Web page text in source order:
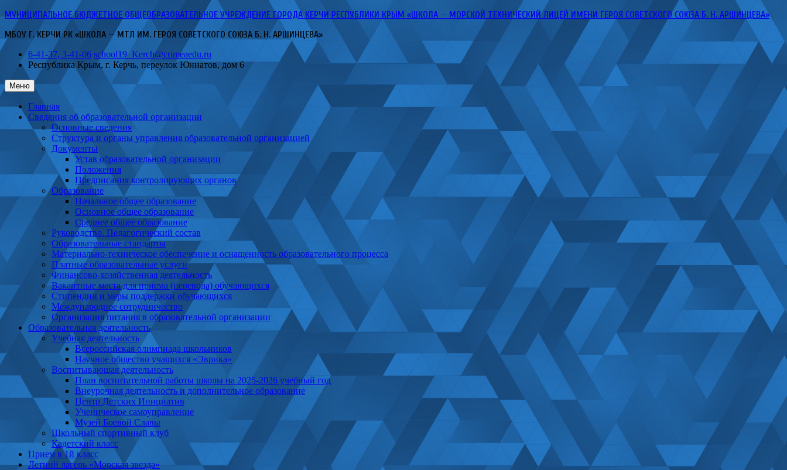
Перейти
содержимому
МУНИЦИПАЛЬНОЕ БЮДЖЕТНОЕ ОБЩЕОБРАЗОВАТЕЛЬНОЕ УЧРЕЖДЕНИЕ ГОРОДА КЕРЧИ РЕСПУБЛИКИ КРЫМ «ШКОЛА — МОРСКОЙ ТЕХНИЧЕСКИЙ ЛИЦЕЙ ИМЕНИ ГЕРОЯ СОВЕТСКОГО СОЮЗА Б. Н. АРШИНЦЕВА»
МБОУ Г. КЕРЧИ РК «ШКОЛА — МТЛ ИМ. ГЕРОЯ СОВЕТСКОГО СОЮЗА Б. Н. АРШИНЦЕВА»
6-41-37, 3-41-06 school19_Kerch@crimeaedu.ru
Республика Крым, г. Керчь, переулок Юннатов, дом 6
Меню
Главная
Сведения об образовательной организации
Основные сведения
Структура и органы управления образовательной организацией
Документы
Устав образовательной организации
Положения
Предписания контролирующих органов
Образование
Начальное общее образование
Основное общее образование
Среднее общее образование
Руководство. Педагогический состав
Образовательные стандарты
Материально-техническое обеспечение и оснащенность образовательного процесса
Платные образовательные услуги
Финансово-хозяйственная деятельность
Вакантные места для приема (перевода) обучающихся
Cтипендии и меры поддержки обучающихся
Международное сотрудничество
Организация питания в образовательной организации
Образовательная деятельность
Учебная деятельность
Всероссийская олимпиада школьников
Научное общество учащихся «Эврика»
Воспитывающая деятельность
План воспитательной работы школы на 2025-2026 учебный год
Внеурочная деятельность и дополнительное образование
Центр Детских Инициатив
Ученическое самоуправление
Музей Боевой Славы
Школьный спортивный клуб
Кадетский класс
Прием в 1й класс
Летний лагерь «Морская звезда»